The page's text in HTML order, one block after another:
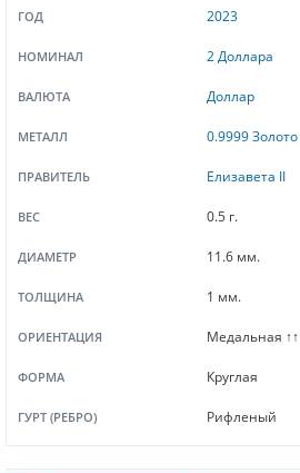
ГОД 2023
НОМИНАЛ 2 Доллара
ВАЛЮТА Доллар
МЕТАЛЛ 0.9999 Золото
ПРАВИТЕЛЬ Елизавета II
ВЕС 0.5 г.
ДИАМЕТР 11.6 мм.
ТОЛЩИНА 1 мм.
ОРИЕНТАЦИЯ Медальная ↑↑
ФОРМА Круглая
ГУРТ (РЕБРО) Рифленый